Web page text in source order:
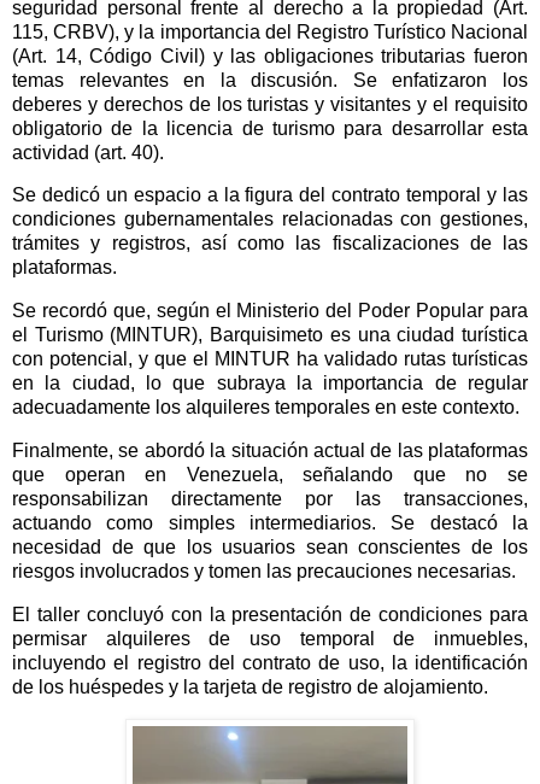
seguridad personal frente al derecho a la propiedad (Art.
115, CRBV), y la importancia del Registro Turístico Nacional
(Art. 14, Código Civil) y las obligaciones tributarias fueron
temas relevantes en la discusión. Se enfatizaron los
deberes y derechos de los turistas y visitantes y el requisito
obligatorio de la licencia de turismo para desarrollar esta
actividad (art. 40).
Se dedicó un espacio a la figura del contrato temporal y las
condiciones gubernamentales relacionadas con gestiones,
trámites y registros, así como las fiscalizaciones de las
plataformas.
Se recordó que, según el Ministerio del Poder Popular para
el Turismo (MINTUR), Barquisimeto es una ciudad turística
con potencial, y que el MINTUR ha validado rutas turísticas
en la ciudad, lo que subraya la importancia de regular
adecuadamente los alquileres temporales en este contexto.
Finalmente, se abordó la situación actual de las plataformas
que operan en Venezuela, señalando que no se
responsabilizan directamente por las transacciones,
actuando como simples intermediarios. Se destacó la
necesidad de que los usuarios sean conscientes de los
riesgos involucrados y tomen las precauciones necesarias.
El taller concluyó con la presentación de condiciones para
permisar alquileres de uso temporal de inmuebles,
incluyendo el registro del contrato de uso, la identificación
de los huéspedes y la tarjeta de registro de alojamiento.